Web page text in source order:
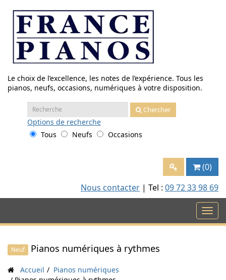
contenu
Le choix de l’excellence, les notes de l’expérience. Tous les
pianos, neufs, occasions, numériques à votre disposition.
Recherche
:
Chercher
Options de recherche
Tous
Neufs Occasions
(0)
Nous contacter | Tel : 09 72 33 98 69
Neuf Pianos numériques à rythmes
Accueil
Pianos numériques